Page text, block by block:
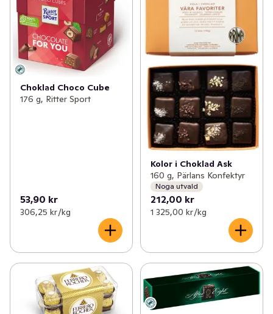
Choklad Choco Cube
176 g, Ritter Sport
53,90 kr
306,25 kr /kg
Kolor i Choklad Ask
160 g, Pärlans Konfektyr
Noga utvald
212,00 kr
1 325,00 kr /kg